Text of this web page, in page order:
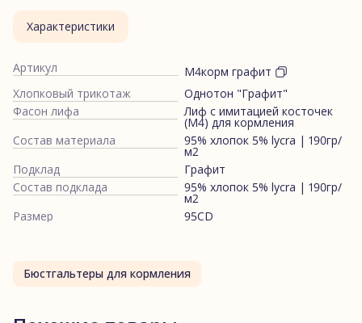
Характеристики
Артикул
М4корм графит
Хлопковый трикотаж
Однотон "Графит"
Фасон лифа
Лиф с имитацией косточек
(М4) для кормления
Состав материала
95% хлопок 5% lycra | 190гр/
м2
Подклад
Графит
Состав подклада
95% хлопок 5% lycra | 190гр/
м2
Размер
95CD
Бюстгальтеры для кормления